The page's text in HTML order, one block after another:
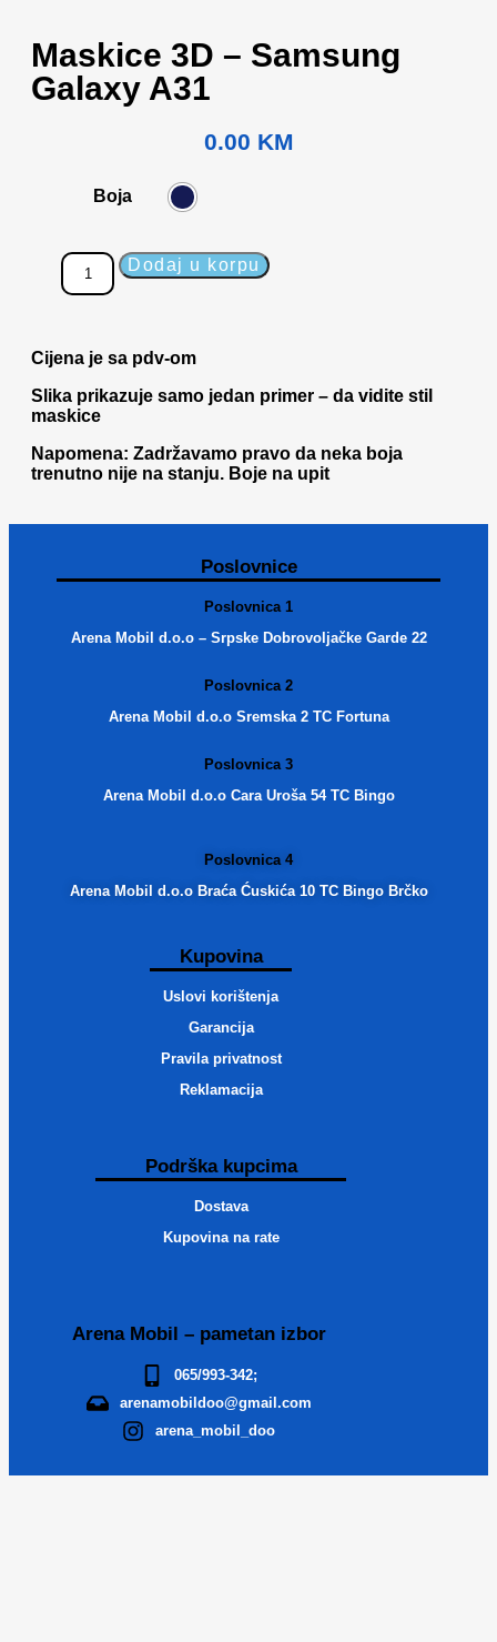
Maskice 3D – Samsung
Galaxy A31
0.00 KM
Boja
Dodaj u korpu
Cijena je sa pdv-om
Slika prikazuje samo jedan primer – da vidite stil
maskice
Napomena: Zadržavamo pravo da neka boja
trenutno nije na stanju. Boje na upit
Poslovnice
Poslovnica 1
Arena Mobil d.o.o – Srpske Dobrovoljačke Garde 22
Poslovnica 2
Arena Mobil d.o.o Sremska 2 TC Fortuna
Poslovnica 3
Arena Mobil d.o.o Cara Uroša 54 TC Bingo
Poslovnica 4
Arena Mobil d.o.o Braća Ćuskića 10 TC Bingo Brčko
Kupovina
Uslovi korištenja
Garancija
Pravila privatnost
Reklamacija
Podrška kupcima
Dostava
Kupovina na rate
Arena Mobil – pametan izbor
065/993-342;
arenamobildoo@gmail.com
arena_mobil_doo